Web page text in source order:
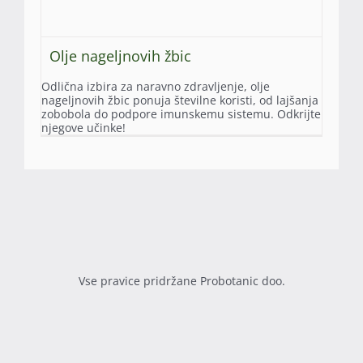
Olje nageljnovih žbic
Odlična izbira za naravno zdravljenje, olje
nageljnovih žbic ponuja številne koristi, od lajšanja
zobobola do podpore imunskemu sistemu. Odkrijte
njegove učinke!
Vse pravice pridržane Probotanic doo.